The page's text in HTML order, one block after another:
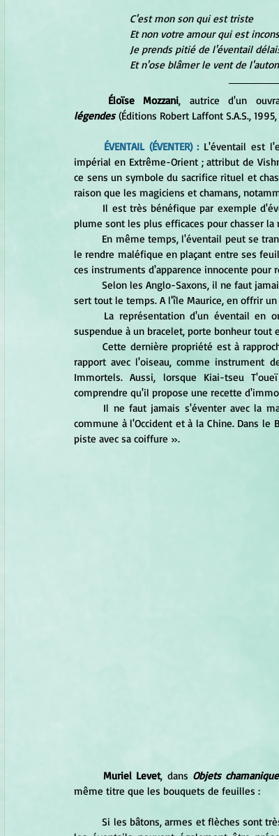
C'est mon son qui est triste
Et non votre amour qui est
Je prends pitié de l'éventail
Et n'ose blâmer le vent de
Éloïse Mozzani, autrice d'un
légendes (Éditions Robert Laffont S.A.S.,
ÉVENTAIL (ÉVENTER) : L'éventail est
impérial en Extrême-Orient ; attribut de
ce sens un symbole du sacrifice rituel et
raison que les magiciens et chamans,
plume sont les plus efficaces pour chasser la
le rendre maléfique en plaçant entre ses
ces instruments d'apparence innocente
sert tout le temps. A l'île Maurice, en offrir
suspendue à un bracelet, porte bonheur tout
	Cette dernière propriété est à rapprocher du symbolisme de l'éventail chez les taoïstes où « il semble en
rapport avec l'oiseau, comme instrument
Immortels. Aussi, lorsque Kiai-tseu
comprendre qu'il propose une recette
commune à l'Occident et à la Chine. Dans
piste avec sa coiffure ».
	Muriel Levet
, dans Objets
même titre que les bouquets de feuilles :
Si les bâtons, armes et flèches sont